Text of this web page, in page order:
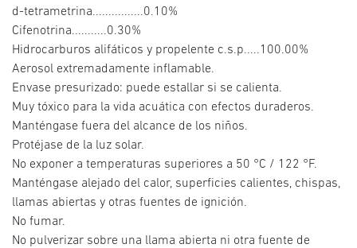
d-tetrametrina................0.10%
Cifenotrina...........0.30%
Hidrocarburos alifáticos y propelente c.s.p.....100.00%
Aerosol extremadamente inflamable.
Envase presurizado: puede estallar si se calienta.
Muy tóxico para la vida acuática con efectos duraderos.
Manténgase fuera del alcance de los niños.
Protéjase de la luz solar.
No exponer a temperaturas superiores a 50 °C / 122 °F.
Manténgase alejado del calor, superficies calientes, chispas,
llamas abiertas y otras fuentes de ignición.
No fumar.
No pulverizar sobre una llama abierta ni otra fuente de